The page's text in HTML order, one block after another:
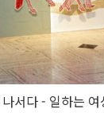
서다 - 일하는